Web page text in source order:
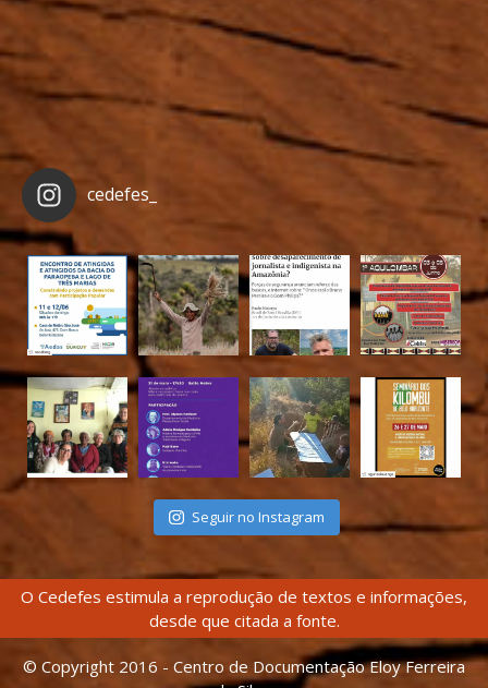
cedefes_
Seguir no Instagram
O Cedefes estimula a reprodução de textos e informações,
desde que citada a fonte.
© Copyright 2016 - Centro de Documentação Eloy Ferreira